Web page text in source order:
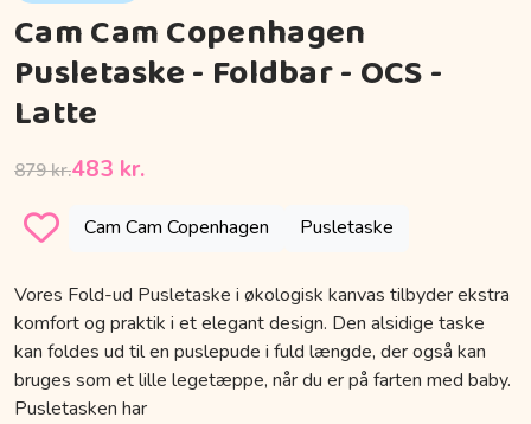
Cam Cam Copenhagen
Pusletaske - Foldbar - OCS -
Latte
879 kr.483 kr.
Cam Cam Copenhagen Pusletaske
Vores Fold-ud Pusletaske i økologisk kanvas tilbyder ekstra
komfort og praktik i et elegant design. Den alsidige taske
kan foldes ud til en puslepude i fuld længde, der også kan
bruges som et lille legetæppe, når du er på farten med baby.
Pusletasken har